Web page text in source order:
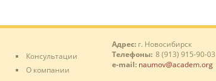
Консультации
О компании
Адрес: г. Новосибирск
Телефоны: 8 (913) 915-90-03
e-mail: naumov@academ.org